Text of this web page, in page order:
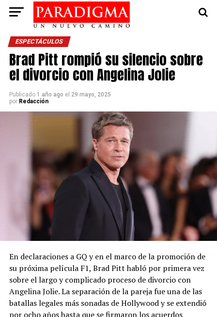
ESPECTÁCULOS
Brad Pitt rompió su silencio sobre
el divorcio con Angelina Jolie
Publicado 1 año ago el 29 mayo, 2025
por Redacción
En declaraciones a GQ y en el marco de la promoción de
su próxima película F1, Brad Pitt habló por primera vez
sobre el largo y complicado proceso de divorcio con
Angelina Jolie. La separación de la pareja fue una de las
batallas legales más sonadas de Hollywood y se extendió
por ocho años hasta que se firmaron los acuerdos